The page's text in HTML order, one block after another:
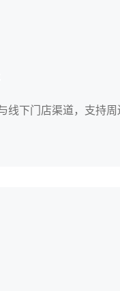
线下门店渠道，支持